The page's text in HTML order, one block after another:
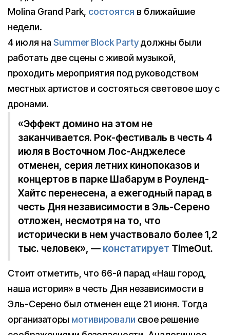
Molina Grand Park, состоятся в ближайшие
недели.
4 июля на Summer Block Partyдолжны были
работать две сцены с живой музыкой,
проходить мероприятия под руководством
местных артистов и состояться световое шоу с
дронами.
«Эффект домино на этом не
заканчивается. Рок-фестиваль в честь 4
июля в Восточном Лос-Анджелесе
отменен, серия летних кинопоказов и
концертов в парке Шабарум в Роуленд-
Хайтс перенесена, а ежегодный парад в
честь Дня независимости в Эль-Серено
отложен, несмотря на то, что
исторически в нем участвовало более 1,2
тыс. человек», — констатирует TimeOut.
Стоит отметить, что 66-й парад «Наш город,
наша история» в честь Дня независимости в
Эль-Серено был отменен еще 21 июня. Тогда
организаторы мотивировали свое решение